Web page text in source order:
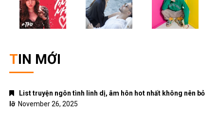
TIN MỚI
List truyện ngôn tình linh dị, âm hôn hot nhất không nên bỏ
lỡ November 26, 2025